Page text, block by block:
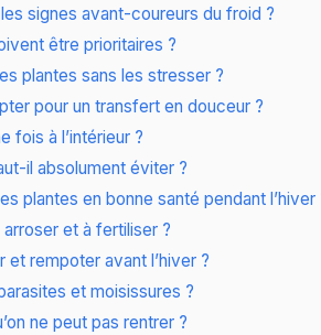
signes avant-coureurs du froid ?
être prioritaires ?
plantes sans les stresser ?
pour un transfert en douceur ?
fois à l’intérieur ?
il absolument éviter ?
plantes en bonne santé pendant l’hiver
arroser et à fertiliser ?
et rempoter avant l’hiver ?
et moisissures ?
ne peut pas rentrer ?